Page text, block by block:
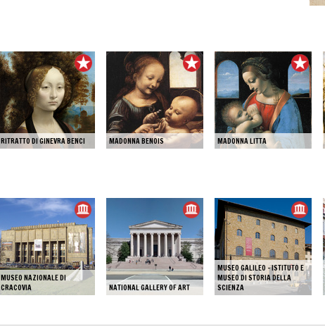
RITRATTO DI GINEVRA BENCI MADONNA BENOIS MADONNA LITTA
MUSEO NAZIONALE DI
CRACOVIA
NATIONAL GALLERY OF ART
MUSEO GALILEO - ISTITUTO E
MUSEO DI STORIA DELLA
SCIENZA